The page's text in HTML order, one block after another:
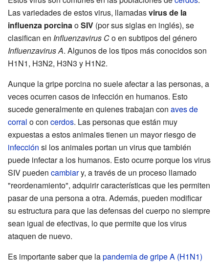
Las variedades de estos virus, llamadasvirus de la
influenza porcinaoSIV (por sus siglas en inglés), se
clasifican en Influenzavirus Co en subtipos del género
Influenzavirus A. Algunos de los tipos más conocidos son
H1N1, H3N2, H3N3 y H1N2.
Aunque la gripe porcina no suele afectar a las personas, a
veces ocurren casos de infección en humanos. Esto
sucede generalmente en quienes trabajan con aves de
corral o con cerdos. Las personas que están muy
expuestas a estos animales tienen un mayor riesgo de
infección si los animales portan un virus que también
puede infectar a los humanos. Esto ocurre porque los virus
SIV pueden cambiary, a través de un proceso llamado
"reordenamiento", adquirir características que les permiten
pasar de una persona a otra. Además, pueden modificar
su estructura para que las defensas del cuerpo no siempre
sean igual de efectivas, lo que permite que los virus
ataquen de nuevo.
Es importante saber que lapandemia de gripe A (H1N1)